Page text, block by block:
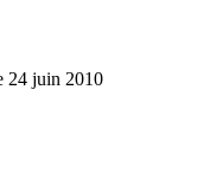
24 juin 2010